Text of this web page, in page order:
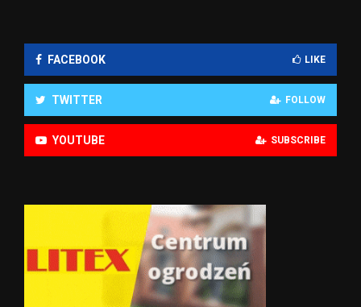
FACEBOOK LIKE
TWITTER FOLLOW
YOUTUBE SUBSCRIBE